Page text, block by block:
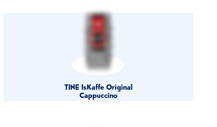
TINE IsKaffe Original
Cappuccino